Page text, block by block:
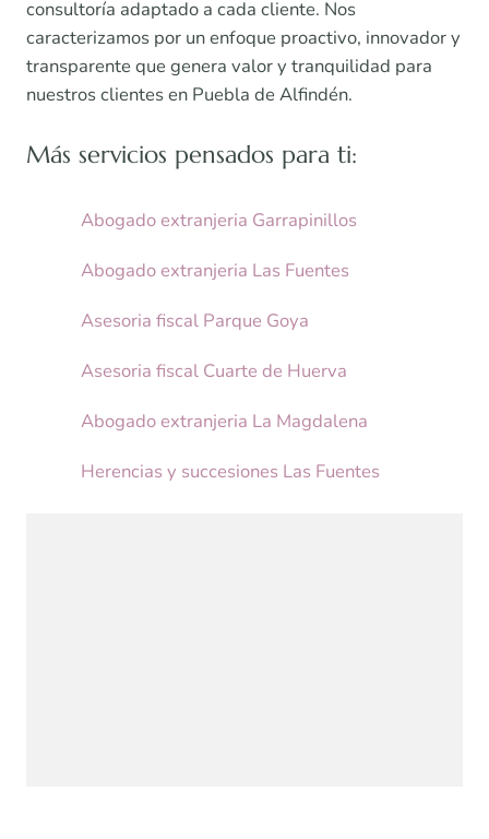
consultoría adaptado a cada cliente. Nos
caracterizamos por un enfoque proactivo, innovador y
transparente que genera valor y tranquilidad para
nuestros clientes en Puebla de Alfindén.
Más servicios pensados para ti:
Abogado extranjeria Garrapinillos
Abogado extranjeria Las Fuentes
Asesoria fiscal Parque Goya
Asesoria fiscal Cuarte de Huerva
Abogado extranjeria La Magdalena
Herencias y succesiones Las Fuentes